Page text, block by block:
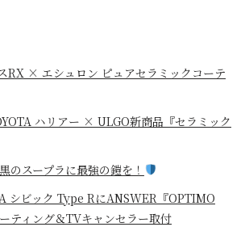
RX × エシュロン ピュアセラミックコーテ
ハリアー × ULGO新商品『セラミック
のスープラに最強の鎧を！
シビック Type RにANSWER『OPTIMO
ティング＆TVキャンセラー取付